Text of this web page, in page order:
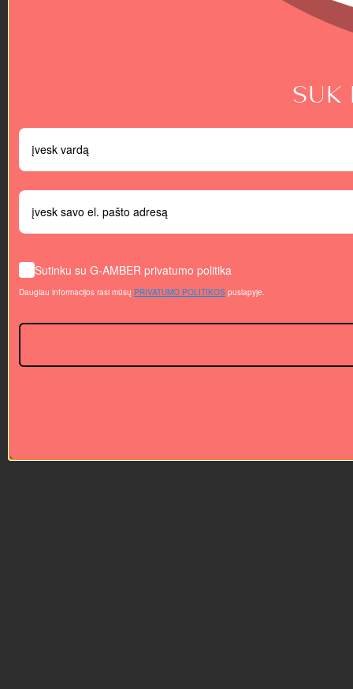
Sutinku su G-AMBER privatumo politika
Daugiau informacijos rasi mūsųPRIVATUMO POLITIKOS puslapyje.